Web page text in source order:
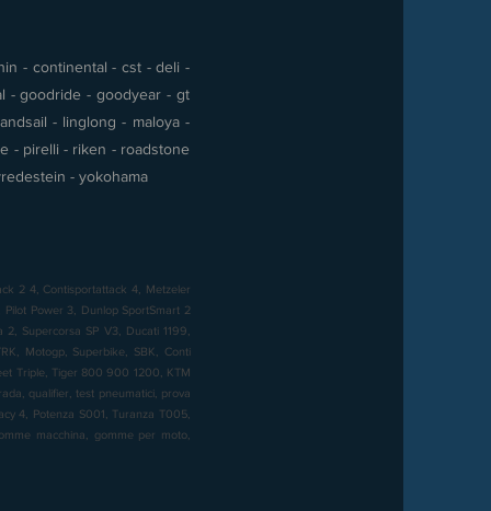
- continental - cst - deli -
- goodride - goodyear - gt
- linglong - maloya -
- pirelli - riken - roadstone
- yokohama
2 4, Contisportattack 4, Metzeler
Power 3, Dunlop SportSmart 2
Supercorsa SP V3, Ducati 1199,
Motogp, Superbike, SBK, Conti
Triple, Tiger 800 900 1200, KTM
qualifier, test pneumatici, prova
4, Potenza S001, Turanza T005,
macchina, gomme per moto,